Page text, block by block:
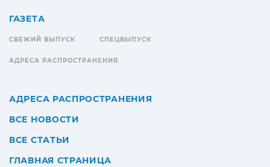
ГАЗЕТА
СВЕЖИЙ ВЫПУСК СПЕЦВЫПУСК
АДРЕСА РАСПРОСТРАНЕНИЯ
АДРЕСА РАСПРОСТРАНЕНИЯ
ВСЕ НОВОСТИ
ВСЕ СТАТЬИ
ГЛАВНАЯ СТРАНИЦА